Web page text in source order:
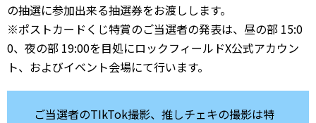
の抽選に参加出来る抽選券をお渡しします。
※ポストカードくじ特賞のご当選者の発表は、昼の部 15:0
0、夜の部 19:00を目処にロックフィールドX公式アカウン
ト、およびイベント会場にて行います。
ご当選者のTIkTok撮影、推しチェキの撮影は特